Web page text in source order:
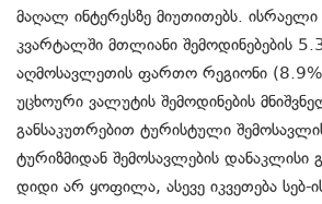
მაღალ ინტერესზე მიუთითებს.
კვარტალში მთლიანი შემოდინებების
აღმოსავლეთის ფართო რეგიონი
უცხოური ვალუტის შემოდინების
განსაკუთრებით ტურისტული
ტურიზმიდან შემოსავლების დანაკლისი
დიდი არ ყოფილა, ასევე იკვეთება სებ-